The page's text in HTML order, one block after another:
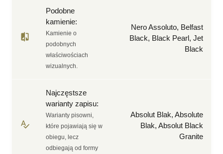
Podobne
kamienie:
Kamienie o
podobnych
właściwościach
wizualnych.
Nero Assoluto, Belfast
Black, Black Pearl, Jet
Black
Najczęstsze
warianty zapisu:
Warianty pisowni,
które pojawiają się w
obiegu, lecz
odbiegają od formy
Absolut Blak, Absolute
Blak, Absolut Black
Granite